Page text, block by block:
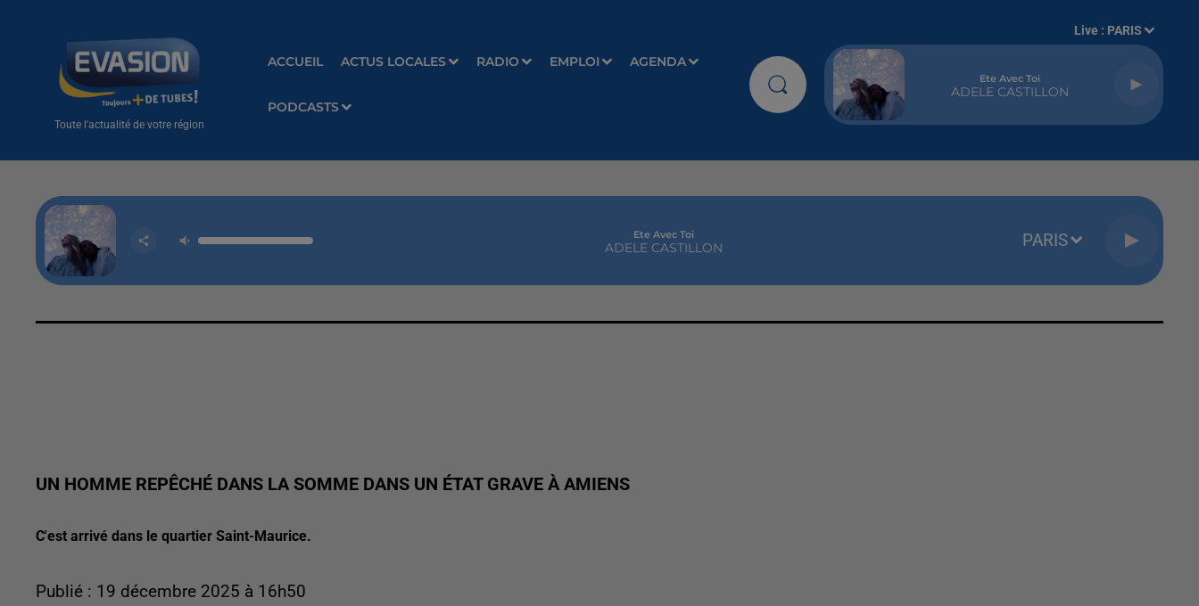
Toute l'actualité de votre région
ACCUEIL ACTUS LOCALES RADIO EMPLOI AGENDA
PODCASTS
Live : PARIS
Ete Avec Toi
ADELE CASTILLON
Ete Avec Toi
ADELE CASTILLON PARIS
UN HOMME REPÊCHÉ DANS LA SOMME DANS UN ÉTAT GRAVE À AMIENS
C'est arrivé dans le quartier Saint-Maurice.
Publié : 19 décembre 2025 à 16h50